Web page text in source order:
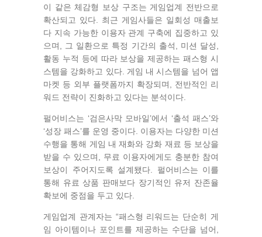
이 같은 체감형 보상 구조는 게임업계 전반으로
확산되고 있다. 최근 게임사들은 일회성 매출보
다 지속 가능한 이용자 관계 구축에 집중하고 있
으며, 그 일환으로 특정 기간의 출석, 미션 달성,
활동 누적 등에 따라 보상을 제공하는 패스형 시
스템을 강화하고 있다. 게임 내 시스템을 넘어 앱
마켓 등 외부 플랫폼까지 확장되며, 전반적인 리
워드 전략이 진화하고 있다는 분석이다.
펄어비스는 ‘검은사막 모바일’에서 ‘출석 패스’와
‘성장 패스’를 운영 중이다. 이용자는 다양한 미션
수행을 통해 게임 내 재화와 강화 재료 등 보상을
받을 수 있으며, 무료 이용자에게도 충분한 참여
보상이 주어지도록 설계됐다. 펄어비스는 이를
통해 유료 상품 판매보다 장기적인 유저 잔존율
확보에 중점을 두고 있다.
게임업계 관계자는 “패스형 리워드는 단순히 게
임 아이템이나 포인트를 제공하는 수단을 넘어,